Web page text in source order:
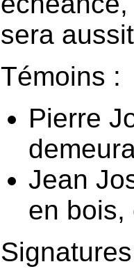
sera
Témoins :
Pierre
Jean
en